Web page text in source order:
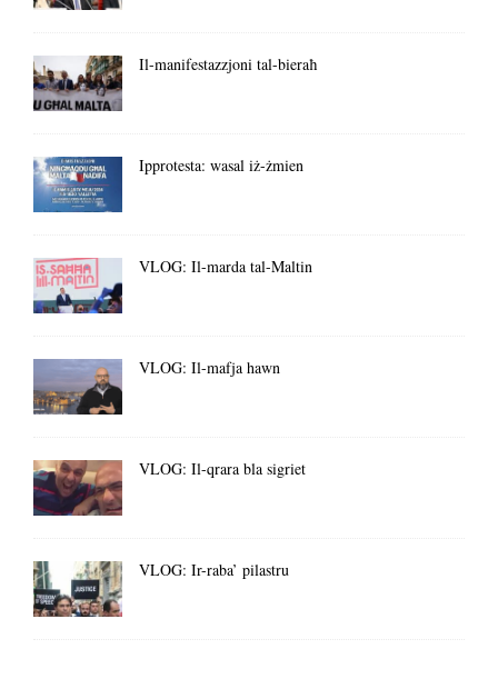
Il-manifestazzjoni tal-bieraħ
Ipprotesta: wasal iż-żmien
VLOG: Il-marda tal-Maltin
VLOG: Il-mafja hawn
VLOG: Il-qrara bla sigriet
VLOG: Ir-raba’ pilastru